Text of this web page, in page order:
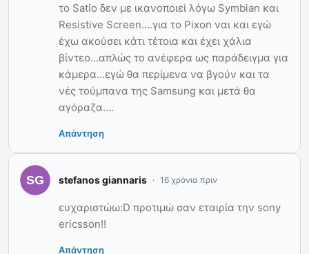
το Satio δεν με ικανοποιεί λόγω Symbian και
Resistive Screen….για το Pixon ναι και εγώ
έχω ακούσει κάτι τέτοια και έχει χάλια
βίντεο…απλώς το ανέφερα ως παράδειγμα για
κάμερα…εγώ θα περίμενα να βγούν και τα
νές τούμπανα της Samsung και μετά θα
αγόραζα….
Απάντηση
stefanos giannaris 16 χρόνια πριν
ευχαριστώω:D προτιμώ σαν εταιρία την sony
ericsson!!
Απάντηση